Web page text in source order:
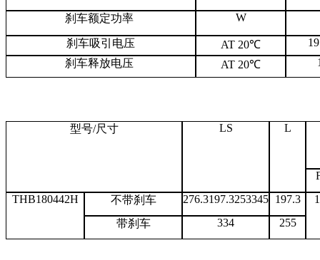
刹车额定功率 W
刹车吸引电压 AT 20℃
刹车释放电压
AT 20℃
型号/尺寸 LS L
THB180442H
不带刹车 276.3197.3253345 197.3
带刹车
334 255